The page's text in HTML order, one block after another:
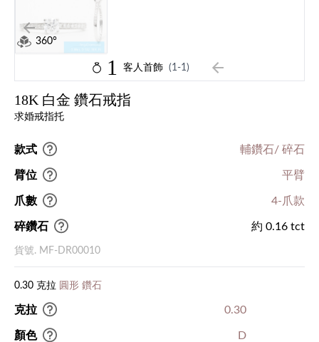
360°
1 客人首飾 (1-1)
18K 白金 鑽石戒指
求婚戒指托
款式 輔鑽石/ 碎石
臂位 平臂
爪數 4-爪款
碎鑽石 約 0.16 tct
貨號. MF-DR00010
0.30 克拉 圓形 鑽石
克拉 0.30
顏色 D